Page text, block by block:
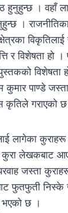
हुनुहुन्छ । वहाँ
। राजनीतिका
विकृतिलाई
र विशेषता हो
विशेषता
कुमार पाण्डे
गराएको
लागेका
कुरा लेखकबाट
जस्ता
फुतफुती निस्के
छ ।